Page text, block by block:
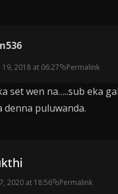
19, 2018 at 06:27 Permalink
set wen na…..sub eka
denna puluwanda.
2020 at 18:56 Permalink